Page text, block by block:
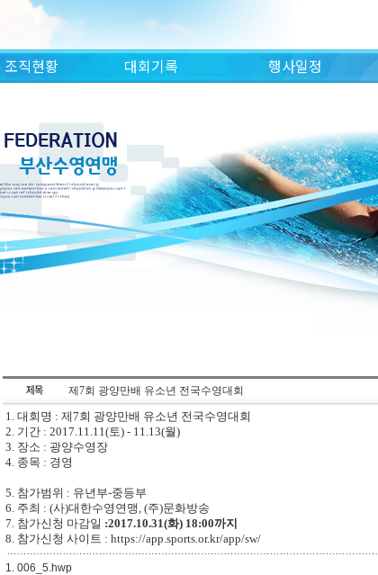
조직현황 대회기록 행사일정
제7회 광양만배 유소년 전국수영대회
1. 대회명 : 제7회 광양만배 유소년 전국수영대회
2. 기간 : 2017.11.11(토) - 11.13(월)
3. 장소 : 광양수영장
4. 종목 : 경영
5. 참가범위 : 유년부-중등부
6. 주최 : (사)대한수영연맹, (주)문화방송
7. 참가신청 마감일 :2017.10.31(화) 18:00까지
8. 참가신청 사이트 : https://app.sports.or.kr/app/sw/
1. 006_5.hwp